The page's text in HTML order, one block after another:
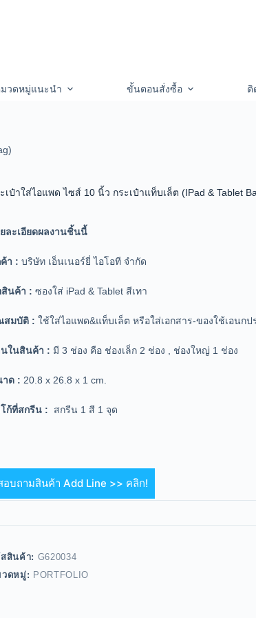
วดหมู่แนะนำ ขั้นตอนสั่งซื้อ ติ
เป๋าใส่ไอแพด ไซส์ 10 นิ้ว กระเป๋าแท็บเล็ต (IPad & Tablet
ละเอียดผลงานชิ้นนี้
า : บริษัท เอ็นเนอร์ยี่ ไอโอที จำกัด
นค้า : ซองใส่ iPad & Tablet สีเทา
สมบัติ : ใช้ใส่ไอแพด&แท็บเล็ต หรือใส่เอกสาร-ของใช้เอนกป
ในสินค้า : มี 3 ช่อง คือ ช่องเล็ก 2 ช่อง , ช่องใหญ่ 1 ช่อง
ด: 20.8 x 26.8 x 1 cm.
ก้ที่สกรีน : สกรีน 1 สี 1 จุด
อบถามสินค้า Add Line >> คลิก!
สินค้า: G620034
ดหมู่: PORTFOLIO